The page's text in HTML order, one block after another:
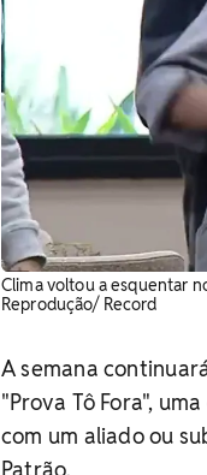
Clima voltou a esquentar
Reprodução/ Record
A semana
"Prova Tô Fora",
com um aliado ou